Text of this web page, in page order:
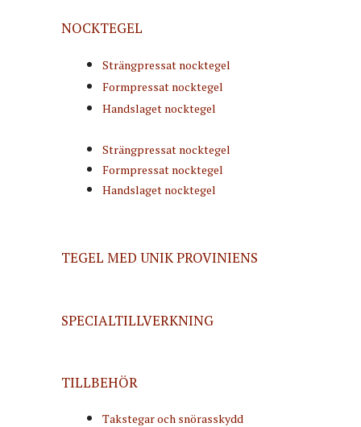
NOCKTEGEL
Strängpressat nocktegel
Formpressat nocktegel
Handslaget nocktegel
Strängpressat nocktegel
Formpressat nocktegel
Handslaget nocktegel
TEGEL MED UNIK PROVINIENS
SPECIALTILLVERKNING
TILLBEHÖR
Takstegar och snörasskydd